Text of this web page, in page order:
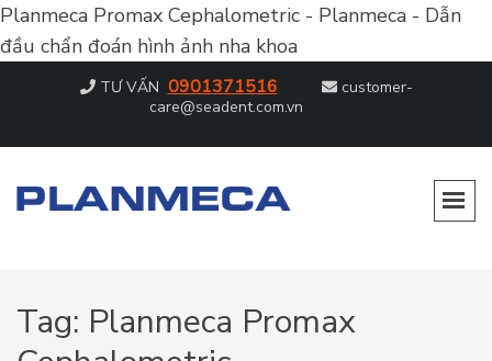
Planmeca Promax Cephalometric - Planmeca - Dẫn
đầu chẩn đoán hình ảnh nha khoa
TƯ VẤN 0901371516
customer-
care@seadent.com.vn
Tag: Planmeca Promax